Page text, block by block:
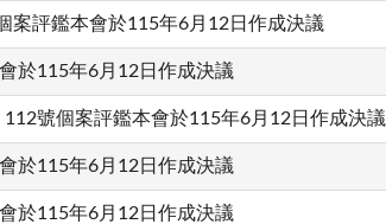
案評鑑本會於115年6月12日作成決議
於115年6月12日作成決議
號個案評鑑本會於115年6月12日作成決議
於115年6月12日作成決議
於115年6月12日作成決議